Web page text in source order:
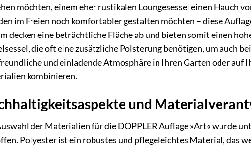
möchten, einem eher rustikalen Loungesessel einen Hauch
im Freien noch komfortabler gestalten möchten – diese
decken eine beträchtliche Fläche ab und bieten somit einen
die oft eine zusätzliche Polsterung benötigen, um auch
und einladende Atmosphäre in Ihren Garten oder auf
kombinieren.
und
der Materialien für die DOPPLER Auflage »Art« wurde
Polyester ist ein robustes und pflegeleichtes Material, das